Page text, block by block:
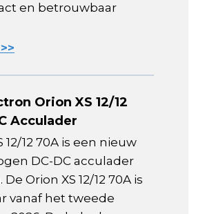
en betrouwbaar
Orion XS 12/12
Acculader
12/12 70A is een nieuw
DC-DC acculader
Orion XS 12/12 70A is
vanaf het tweede